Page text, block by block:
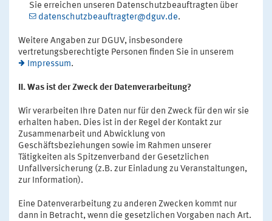
Sie erreichen unseren Datenschutzbeauftragten über
datenschutzbeauftragter@dguv.de.
Weitere Angaben zur DGUV, insbesondere
vertretungsberechtigte Personen finden Sie in unserem
Impressum.
II. Was ist der Zweck der Datenverarbeitung?
Wir verarbeiten Ihre Daten nur für den Zweck für den wir sie
erhalten haben. Dies ist in der Regel der Kontakt zur
Zusammenarbeit und Abwicklung von
Geschäftsbeziehungen sowie im Rahmen unserer
Tätigkeiten als Spitzenverband der Gesetzlichen
Unfallversicherung (z.B. zur Einladung zu Veranstaltungen,
zur Information).
Eine Datenverarbeitung zu anderen Zwecken kommt nur
dann in Betracht, wenn die gesetzlichen Vorgaben nach Art.